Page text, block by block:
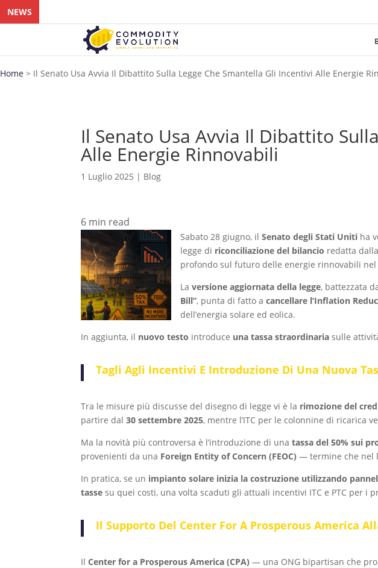
NEWS
Home > Il Senato Usa Avvia Il Dibattito Sulla Legge Che Smantella Gli Incentivi Alle Energie
Il Senato Usa Avvia Il Dibattito
Alle Energie Rinnovabili
1 Luglio 2025 | Blog
6 min read
Sabato 28 giugno, ilSenato degli Stati Uniti ha
legge di riconciliazione del bilancio redatta
profondo sul futuro delle energie rinnovabili nel
Laversione aggiornata della legge, battezzata
Bill”, punta di fatto acancellare l’Inflation
dell’energia solare ed eolica.
In aggiunta, il nuovo testo introduce una tassa straordinaria sulle
Tagli Agli Incentivi E Introduzione Di Una Nuova
Tra le misure più discusse del disegno di legge vi è la rimozione del
partire dal30 settembre 2025, mentre l’ITC per le colonnine di ricarica
Ma la novità più controversa è l’introduzione di unatassa del 50% sui
provenienti da una Foreign Entity of Concern (FEOC) — termine che nel
In pratica, se un impianto solare inizia la costruzione utilizzando
tasse su quei costi, una volta scaduti gli attuali incentivi ITC e PTC per i
Il Supporto Del Center For A Prosperous America
IlCenter for a Prosperous America (CPA) — una ONG bipartisan che